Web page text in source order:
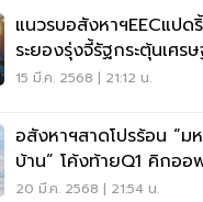
แนวรบอสังหาฯEECแปด
ระยองรุ่งจี้รัฐกระตุ้นเศร
15 มี.ค. 2568 | 21:12 น.
อสังหาฯสาดโปรร้อน “ม
บ้าน” โค้งท้ายQ1 คิกออฟ
"ผ่อนLTV"โด๊ป Q 2
20 มี.ค. 2568 | 21:54 น.